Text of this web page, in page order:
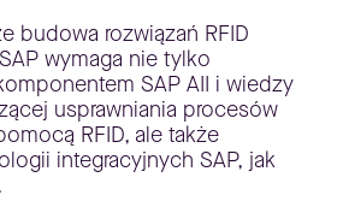
budowa rozwiązań RFID
wymaga nie tylko
SAP AII i wiedzy
usprawniania procesów
RFID, ale także
integracyjnych SAP, jak